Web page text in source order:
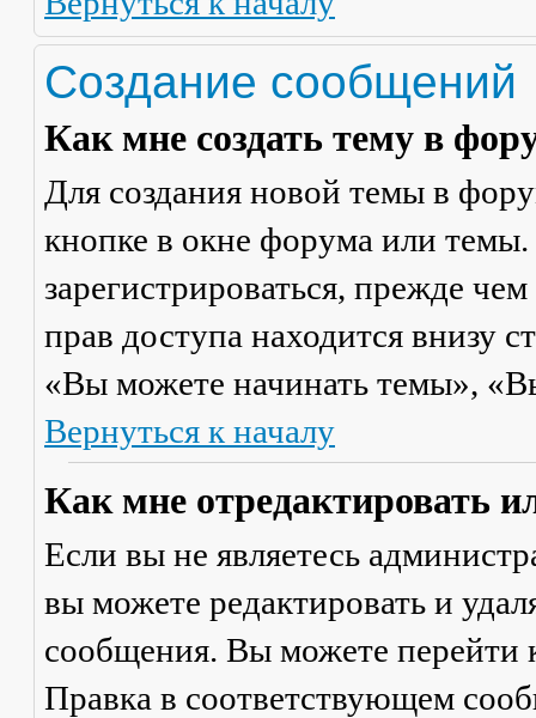
Создание сообщений
Как мне создать тему в
Для создания новой темы в
кнопке в окне форума или
зарегистрироваться, прежде
прав доступа находится внизу
«Вы можете начинать темы»,
Вернуться к началу
Как мне отредактировать
Если вы не являетесь
вы можете редактировать и
сообщения. Вы можете перейти
Правка в соответствующем